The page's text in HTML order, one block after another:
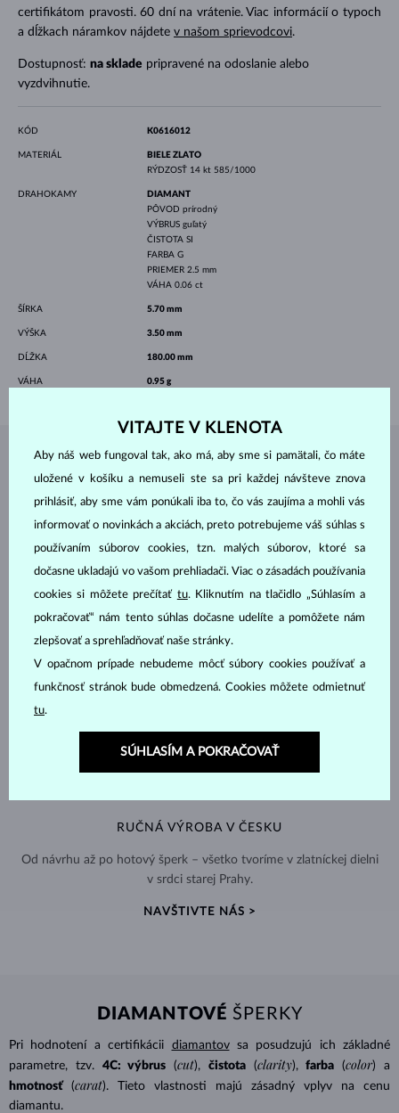
certifikátom pravosti. 60 dní na vrátenie. Viac informácií o typoch
a dĺžkach náramkov nájdete v našom sprievodcovi.
Dostupnosť: na sklade pripravené na odoslanie alebo
vyzdvihnutie.
KÓD K0616012
MATERIÁL
BIELE ZLATO
RÝDZOSŤ 14 kt 585/1000
DRAHOKAMY
DIAMANT
PÔVOD prírodný
VÝBRUS guľatý
ČISTOTA SI
FARBA G
PRIEMER 2.5 mm
VÁHA 0.06 ct
ŠÍRKA 5.70 mm
VÝŠKA 3.50 mm
DĹŽKA 180.00 mm
VÁHA 0.95 g
ŠPERKY ZATELIÉRU KLENOTA
RUČNÁ VÝROBA V ČESKU
Od návrhu až po hotový šperk – všetko tvoríme v zlatníckej dielni
v srdci starej Prahy.
NAVŠTIVTE NÁS >
DIAMANTOVÉ ŠPERKY
Pri hodnotení a certifikácii diamantovsa posudzujú ich základné
parametre, tzv.
4C: výbrus (cut), čistota (clarity), farba (color) a
hmotnosť
(carat). Tieto vlastnosti majú zásadný vplyv na cenu
diamantu.
VITAJTE V KLENOTA
Aby náš web fungoval tak, ako má, aby sme si pamätali, čo máte
uložené v košíku a nemuseli ste sa pri každej návšteve znova
prihlásiť, aby sme vám ponúkali iba to, čo vás zaujíma a mohli vás
informovať o novinkách a akciách, preto potrebujeme váš súhlas s
používaním súborov cookies, tzn. malých súborov, ktoré sa
dočasne ukladajú vo vašom prehliadači. Viac o zásadách používania
cookies si môžete prečítať tu. Kliknutím na tlačidlo „Súhlasím a
pokračovať“ nám tento súhlas dočasne udelíte a pomôžete nám
zlepšovať a sprehľadňovať naše stránky.
V opačnom prípade nebudeme môcť súbory cookies používať a
funkčnosť stránok bude obmedzená. Cookies môžete odmietnuť
tu.
SÚHLASÍM A POKRAČOVAŤ